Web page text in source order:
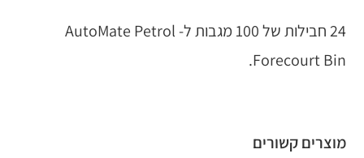
24 חבילות של 100 מגבות ל- AutoMate Petrol
Forecourt Bin.
מוצרים קשורים